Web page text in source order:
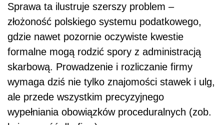
Sprawa ta ilustruje szerszy problem –
złożoność polskiego systemu podatkowego,
gdzie nawet pozornie oczywiste kwestie
formalne mogą rodzić spory z administracją
skarbową. Prowadzenie i rozliczanie firmy
wymaga dziś nie tylko znajomości stawek i ulg,
ale przede wszystkim precyzyjnego
wypełniania obowiązków proceduralnych (zob.